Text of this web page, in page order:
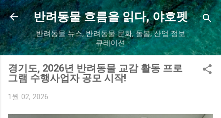
기본 콘텐츠로 건너뛰기
반려동물 흐름을 읽다, 야호펫
반려동물 뉴스, 반려동물 문화, 돌봄, 산업 정보
큐레이션
경기도, 2026년 반려동물 교감 활동 프로
그램 수행사업자 공모 시작!
1월 02, 2026